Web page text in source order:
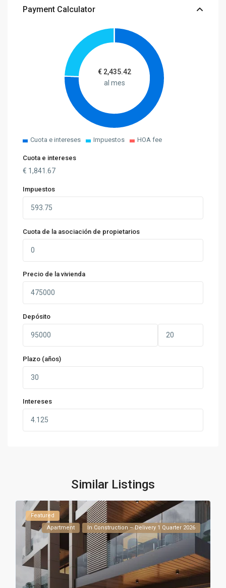
Payment Calculator
€ 2,435.42
al mes
Cuota e intereses Impuestos HOA fee
Cuota e intereses
€ 1,841.67
Impuestos
Cuota de la asociación de propietarios
Precio de la vivienda
Depósito
Plazo (años)
Intereses
Similar Listings
Featured
Apartment
In Construction – Delivery 1 Quarter 2026